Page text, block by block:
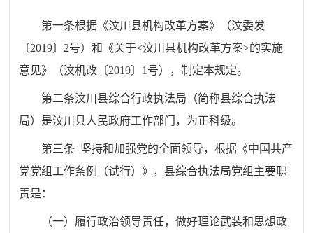
第一条根据《汶川县机构改革方案》（汶委发
〔2019〕 2号）和《关于<汶川县机构改革方案>的实施
意见》（汶机改〔2019〕 1 号），制定本规定。
第二条汶川 县综合行政执法局（简称县综合执法
局）是汶川县人民政府工作部门，为正科级。
第三条 坚持和加强党的全面领导，根据《中国共产
党党组工作条例（试行）》，县综合执法局党组主要职
责是：
（一）履行政治领导责任，做好理论武装和思想政